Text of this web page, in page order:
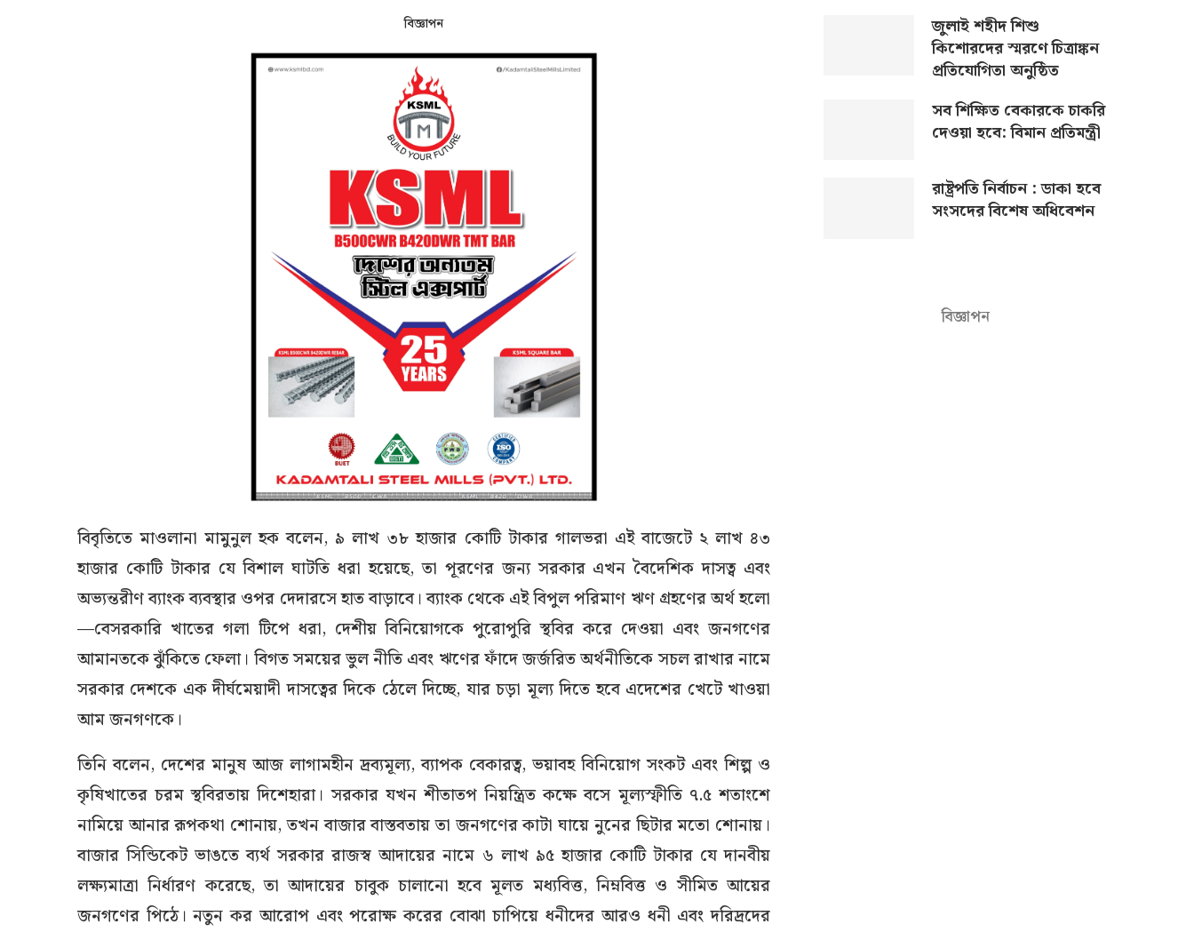
বিজ্ঞাপন
​বিবৃতিতে মাওলানা মামুনুল হক বলেন, ৯ লাখ ৩৮ হাজার কোটি টাকার গালভরা এই বাজেটে ২ লাখ ৪৩
হাজার কোটি টাকার যে বিশাল ঘাটতি ধরা হয়েছে, তা পূরণের জন্য সরকার এখন বৈদেশিক দাসত্ব এবং
অভ্যন্তরীণ ব্যাংক ব্যবস্থার ওপর দেদারসে হাত বাড়াবে। ব্যাংক থেকে এই বিপুল পরিমাণ ঋণ গ্রহণের অর্থ হলো
—বেসরকারি খাতের গলা টিপে ধরা, দেশীয় বিনিয়োগকে পুরোপুরি স্থবির করে দেওয়া এবং জনগণের
আমানতকে ঝুঁকিতে ফেলা। বিগত সময়ের ভুল নীতি এবং ঋণের ফাঁদে জর্জরিত অর্থনীতিকে সচল রাখার নামে
সরকার দেশকে এক দীর্ঘমেয়াদী দাসত্বের দিকে ঠেলে দিচ্ছে, যার চড়া মূল্য দিতে হবে এদেশের খেটে খাওয়া
আম জনগণকে।
​তিনি বলেন, দেশের মানুষ আজ লাগামহীন দ্রব্যমূল্য, ব্যাপক বেকারত্ব, ভয়াবহ বিনিয়োগ সংকট এবং শিল্প ও
কৃষিখাতের চরম স্থবিরতায় দিশেহারা। সরকার যখন শীতাতপ নিয়ন্ত্রিত কক্ষে বসে মূল্যস্ফীতি ৭.৫ শতাংশে
নামিয়ে আনার রূপকথা শোনায়, তখন বাজার বাস্তবতায় তা জনগণের কাটা ঘায়ে নুনের ছিটার মতো শোনায়।
বাজার সিন্ডিকেট ভাঙতে ব্যর্থ সরকার রাজস্ব আদায়ের নামে ৬ লাখ ৯৫ হাজার কোটি টাকার যে দানবীয়
লক্ষ্যমাত্রা নির্ধারণ করেছে, তা আদায়ের চাবুক চালানো হবে মূলত মধ্যবিত্ত, নিম্নবিত্ত ও সীমিত আয়ের
জনগণের পিঠে। নতুন কর আরোপ এবং পরোক্ষ করের বোঝা চাপিয়ে ধনীদের আরও ধনী এবং দরিদ্রদের
জুলাই শহীদ শিশু
কিশোরদের স্মরণে চিত্রাঙ্কন
প্রতিযোগিতা অনুষ্ঠিত
সব শিক্ষিত বেকারকে চাকরি
দেওয়া হবে: বিমান প্রতিমন্ত্রী
রাষ্ট্রপতি নির্বাচন : ডাকা হবে
সংসদের বিশেষ অধিবেশন
বিজ্ঞাপন